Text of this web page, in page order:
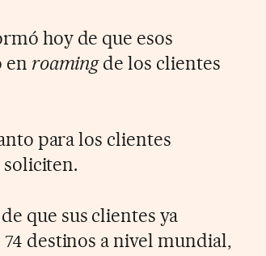
hoy de que esos
en roamingde los clientes
para los clientes
soliciten.
que sus clientes ya
destinos a nivel mundial,